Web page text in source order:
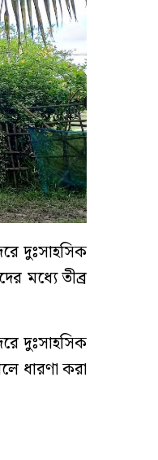
দুঃসাহসিক
মধ্যে তীব্র
দুঃসাহসিক
ধারণা করা